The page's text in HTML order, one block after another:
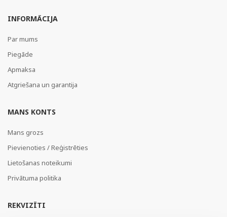
INFORMĀCIJA
Par mums
Piegāde
Apmaksa
Atgriešana un garantija
MANS KONTS
Mans grozs
Pievienoties / Reģistrēties
Lietošanas noteikumi
Privātuma politika
REKVIZĪTI